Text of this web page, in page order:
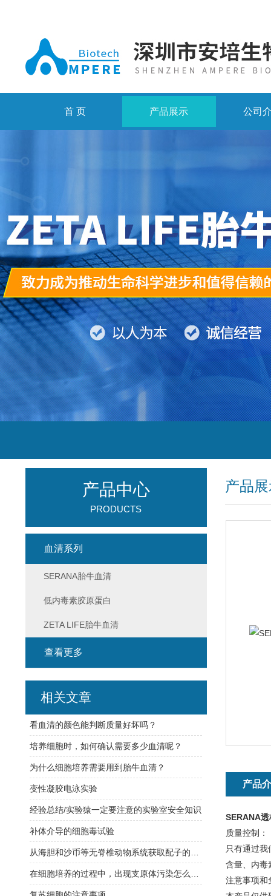
首 页 产品展示 公司
产品
产品
SERANA
质量控制：
只有通过
含量、内毒
注意事项和
产品中心
PRODUCTS
血清系列
SERANA胎牛血清
低内毒素胶原蛋白
ZETA LIFE胎牛血清
查看更多
相关文章
看血清的颜色能判断质量好坏吗？
培养细胞时，如何确认需要多少血清呢？
为什么细胞培养需要用到胎牛血清？
变性凝胶电泳实验
经验总结/实验猿一定要注意的实验室安全知识
补体介导的细胞毒试验